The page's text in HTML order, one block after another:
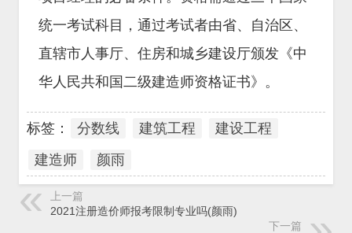
统一考试科目，通过考试者由省、自治区、
直辖市人事厅、住房和城乡建设厅颁发《中
华人民共和国二级建造师资格证书》。
标签： 分数线 建筑工程
建设工程
建造师
颜雨
上一篇
2021注册造价师报考限制专业吗(颜雨)
下一篇